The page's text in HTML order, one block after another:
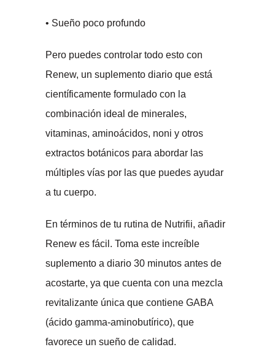
• Sueño poco profundo
Pero puedes controlar todo esto con
Renew, un suplemento diario que está
científicamente formulado con la
combinación ideal de minerales,
vitaminas, aminoácidos, noni y otros
extractos botánicos para abordar las
múltiples vías por las que puedes ayudar
a tu cuerpo.
En términos de tu rutina de Nutrifii, añadir
Renew es fácil. Toma este increíble
suplemento a diario 30 minutos antes de
acostarte, ya que cuenta con una mezcla
revitalizante única que contiene GABA
(ácido gamma-aminobutírico), que
favorece un sueño de calidad.